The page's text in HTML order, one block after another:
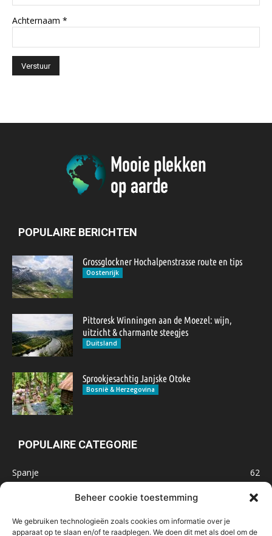
Beheer cookie toestemming
We gebruiken technologieën zoals cookies om informatie over je
apparaat op te slaan en/of te raadplegen. We doen dit met als doel om de
Achternaam *
POPULAIRE BERICHTEN
Grossglockner Hochalpenstrasse route en tips
Oostenrijk
Pittoresk Winningen aan de Moezel: wijn,
uitzicht & charmante steegjes
Duitsland
Sprookjesachtig Janjske Otoke
Bosnië & Herzegovina
POPULAIRE CATEGORIE
Spanje
62
47
Marokko
32